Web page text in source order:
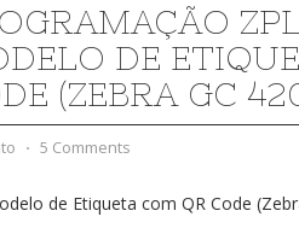
DE
(ZEBRA GC
⋅ 5 Comments
de Etiqueta com QR Code